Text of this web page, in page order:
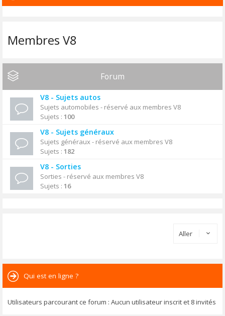
Membres V8
Forum
V8 - Sujets autos
Sujets automobiles - réservé aux membres V8
Sujets : 100
V8 - Sujets généraux
Sujets généraux - réservé aux membres V8
Sujets : 182
V8 - Sorties
Sorties - réservé aux membres V8
Sujets : 16
Aller
Qui est en ligne ?
Utilisateurs parcourant ce forum : Aucun utilisateur inscrit et 8 invités